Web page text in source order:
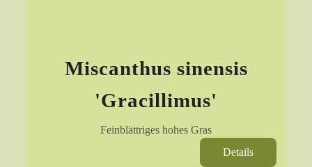
Miscanthus sinensis
'Gracillimus'
Feinblättriges hohes Gras
Details